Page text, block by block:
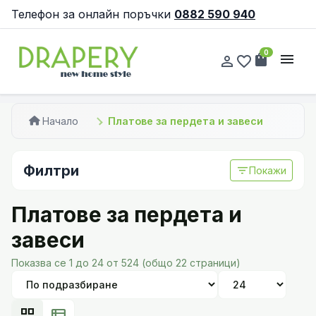
Телефон за онлайн поръчки 0882 590 940
person_outline favorite_border shopping_bag
0 menu
Начало Платове за пердета и завеси
Филтри filter_listПокажи
Платове за пердета и
завеси
Показва се 1 до 24 от 524 (общо 22 страници)